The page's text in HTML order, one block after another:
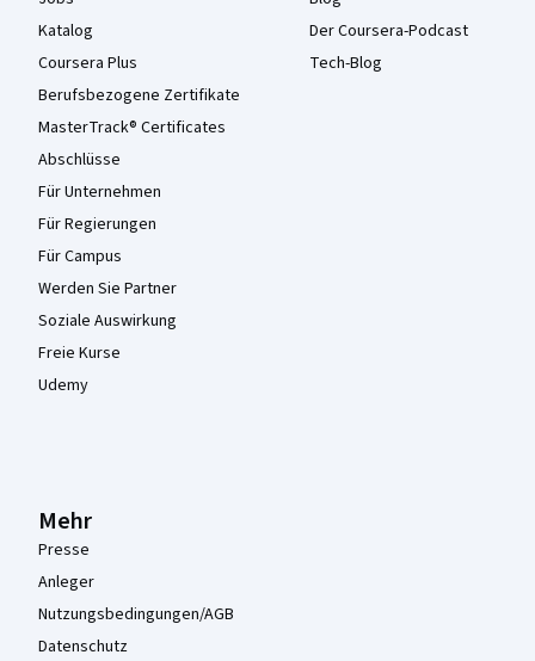
Katalog
Coursera Plus
Berufsbezogene Zertifikate
MasterTrack® Certificates
Abschlüsse
Für Unternehmen
Für Regierungen
Für Campus
Werden Sie Partner
Soziale Auswirkung
Freie Kurse
Udemy
Der Coursera-Podcast
Tech-Blog
Mehr
Presse
Anleger
Nutzungsbedingungen/AGB
Datenschutz